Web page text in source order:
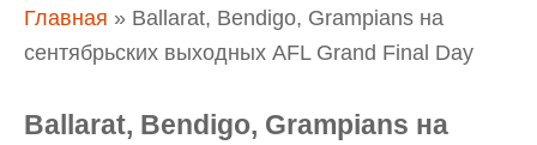
Вы здесь
Главная » Ballarat, Bendigo, Grampians на
сентябрьских выходных AFL Grand Final Day
Ballarat, Bendigo, Grampians на